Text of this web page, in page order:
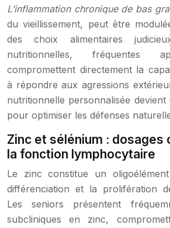
L’inflammation chronique de bas
du vieillissement, peut être
des choix alimentaires
nutritionnelles,
compromettent directement la
à répondre aux agressions
nutritionnelle personnalisée devient
pour optimiser les défenses
Zinc et sélénium : dosages
la fonction lymphocytaire
Le zinc constitue un
différenciation et la prolifération
Les seniors présentent
subcliniques en zinc,